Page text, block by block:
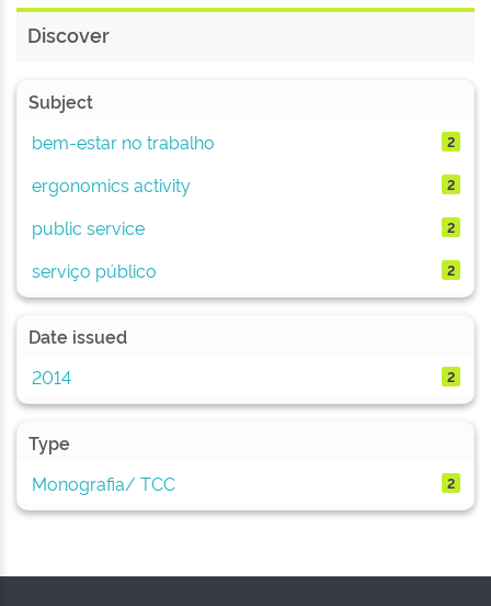
Discover
Subject
bem-estar no trabalho
2
ergonomics activity 2
public service 2
serviço público 2
Date issued
2014
2
Type
Monografia/ TCC
2